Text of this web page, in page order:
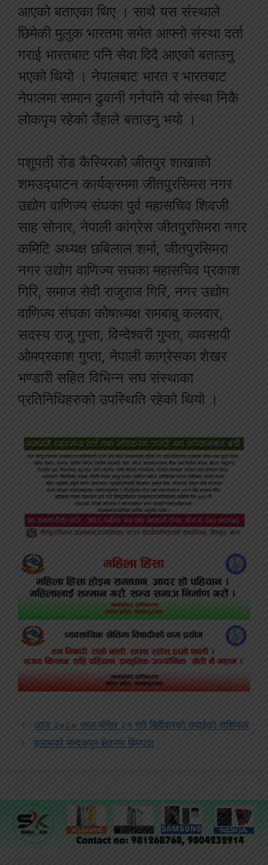
आएको बताएका थिए । साथै यस संस्थाले
छिमेकी मुलुक भारतमा समेत आफ्नो संस्था दर्ता
गराई भारतबाट पनि सेवा दिदै आएको बताउनु
भएको थियो । नेपालबाट भारत र भारतबाट
नेपालमा सामान ढुवानी गर्नपनि यो संस्था निकै
लोकपृय रहेको उँहाले बताउनु भयो ।
पशुपती रोड कैरियरको जीतपुर शाखाको
शमउद्घाटन कार्यक्रममा जीतपुरसिमरा नगर
उद्योग वाणिज्य संघका पुर्व महासचिव शिवजी
साह सोनार, नेपाली कांग्रेस जीतपुरसिमरा नगर
कमिटि अध्यक्ष छबिलाल शर्मा, जीतपुरसिमरा
नगर उद्योग वाणिज्य सघका महासचिव प्रकाश
गिरि, समाज सेवी राजुराज गिरि, नगर उद्योग
वाणिज्य संघका कोषाध्यक्ष रामबाबु कलवार,
सदस्य राजु गुप्ता, विन्देश्वरी गुप्ता, व्यवसायी
ओमप्रकाश गुप्ता, नेपाली काग्रेसका शेखर
भण्डारी सहित विभिन्न सघ संस्थाका
प्रतिनिधिहरुको उपस्थिति रहेको थियो ।
आज २०८० साल मंसिर २१ गते बिहीवारको तपाईको राशिफल
इलामको सन्दकपुर क्षेत्रमा हिमपात